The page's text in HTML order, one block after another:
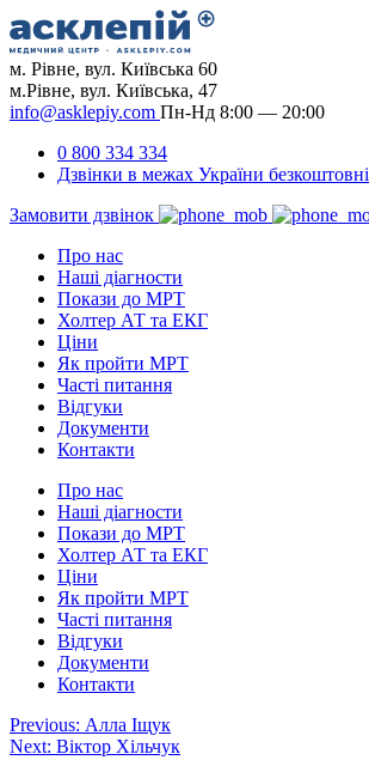
м. Рівне, вул. Київська 60
м.Рівне, вул. Київська, 47
info@asklepiy.com Пн-Нд 8:00 — 20:00
0 800 334 334
Дзвінки в межах України безкоштовні
Замовити дзвінок
Про нас
Наші діагности
Покази до МРТ
Холтер АТ та ЕКГ
Ціни
Як пройти МРТ
Часті питання
Відгуки
Документи
Контакти
Про нас
Наші діагности
Покази до МРТ
Холтер АТ та ЕКГ
Ціни
Як пройти МРТ
Часті питання
Відгуки
Документи
Контакти
Навігація
Previous: Алла Іщук
Next: Віктор Хільчук